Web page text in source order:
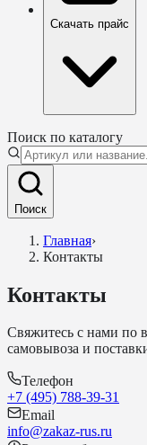
Скачать прайс
Поиск по каталогу
Поиск
Главная›
Контакты
Контакты
Свяжитесь с нами по
самовывоза и
Телефон
+7 (495) 788-39-31
Email
info@zakaz-rus.ru